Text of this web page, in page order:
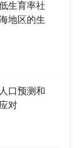
生育率社
地区的生
口预测和
对